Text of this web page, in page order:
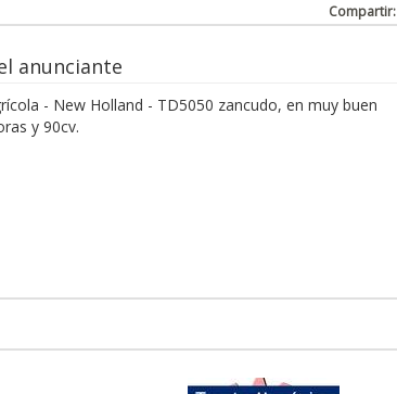
Compartir:
anunciante
- New Holland - TD5050 zancudo, en muy buen
y 90cv.